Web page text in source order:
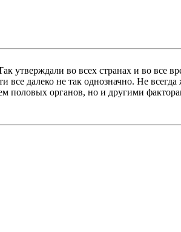
во всех странах и во все
все далеко не так однозначно. Не
половых органов, но и другими